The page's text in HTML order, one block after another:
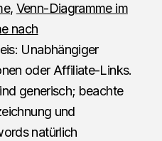
, Venn-Diagramme im
nach
Unabhängiger
oder Affiliate-Links.
generisch; beachte
und
natürlich